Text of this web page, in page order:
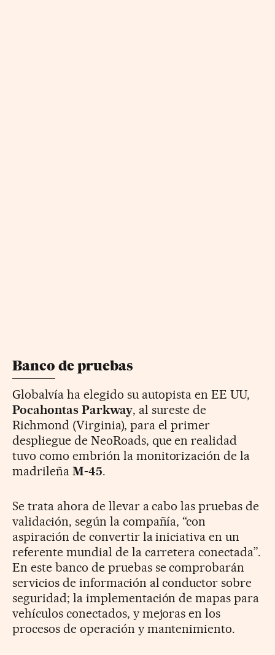
Banco de pruebas
Globalvía ha elegido su autopista en EE UU,
Pocahontas Parkway, al sureste de
Richmond (Virginia), para el primer
despliegue de NeoRoads, que en realidad
tuvo como embrión la monitorización de la
madrileña M-45.
Se trata ahora de llevar a cabo las pruebas de
validación, según la compañía, “con
aspiración de convertir la iniciativa en un
referente mundial de la carretera conectada”.
En este banco de pruebas se comprobarán
servicios de información al conductor sobre
seguridad; la implementación de mapas para
vehículos conectados, y mejoras en los
procesos de operación y mantenimiento.